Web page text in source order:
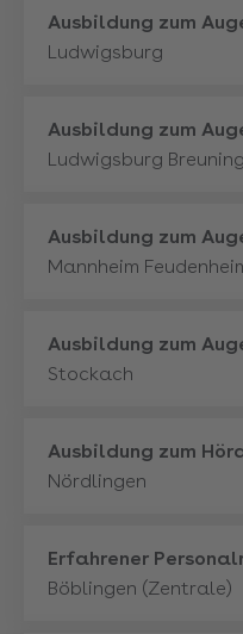
Mehr
Ausbildung zum
Ludwigsburg
Mehr
Ausbildung zum
Ludwigsburg
Mehr
Ausbildung zum
Mannheim
Mehr
Ausbildung zum
Stockach
Mehr
Ausbildung zum
Nördlingen
Mehr
Erfahrener
Böblingen (Zentrale)